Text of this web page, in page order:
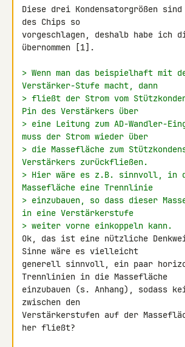
Diese drei Kondensatorgrößen
des Chips so
vorgeschlagen, deshalb habe ich
übernommen [1].
> Wenn man das beispielhaft mit
Verstärker-Stufe macht, dann
> fließt der Strom vom
Pin des Verstärkers über
> eine Leitung zum AD-Wandler-
muss der Strom wieder über
> die Massefläche zum
Verstärkers zurückfließen.
> Hier wäre es z.B. sinnvoll, in
Massefläche eine Trennlinie
> einzubauen, so dass dieser
in eine Verstärkerstufe
> weiter vorne einkoppeln kann.
Ok, das ist eine nützliche
Sinne wäre es vielleicht
generell sinnvoll, ein paar
Trennlinien in die Massefläche
einzubauen (s. Anhang), sodass
zwischen den
Verstärkerstufen auf der
her fließt?